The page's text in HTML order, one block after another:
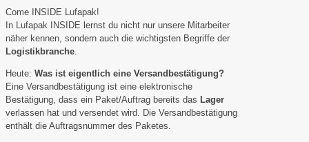
Come INSIDE Lufapak!
In Lufapak INSIDE lernst du nicht nur unsere Mitarbeiter
näher kennen, sondern auch die wichtigsten Begriffe der
Logistikbranche.
Heute: Was ist eigentlich eine Versandbestätigung?
Eine Versandbestätigung ist eine elektronische
Bestätigung, dass ein Paket/Auftrag bereits das Lager
verlassen hat und versendet wird. Die Versandbestätigung
enthält die Auftragsnummer des Paketes.